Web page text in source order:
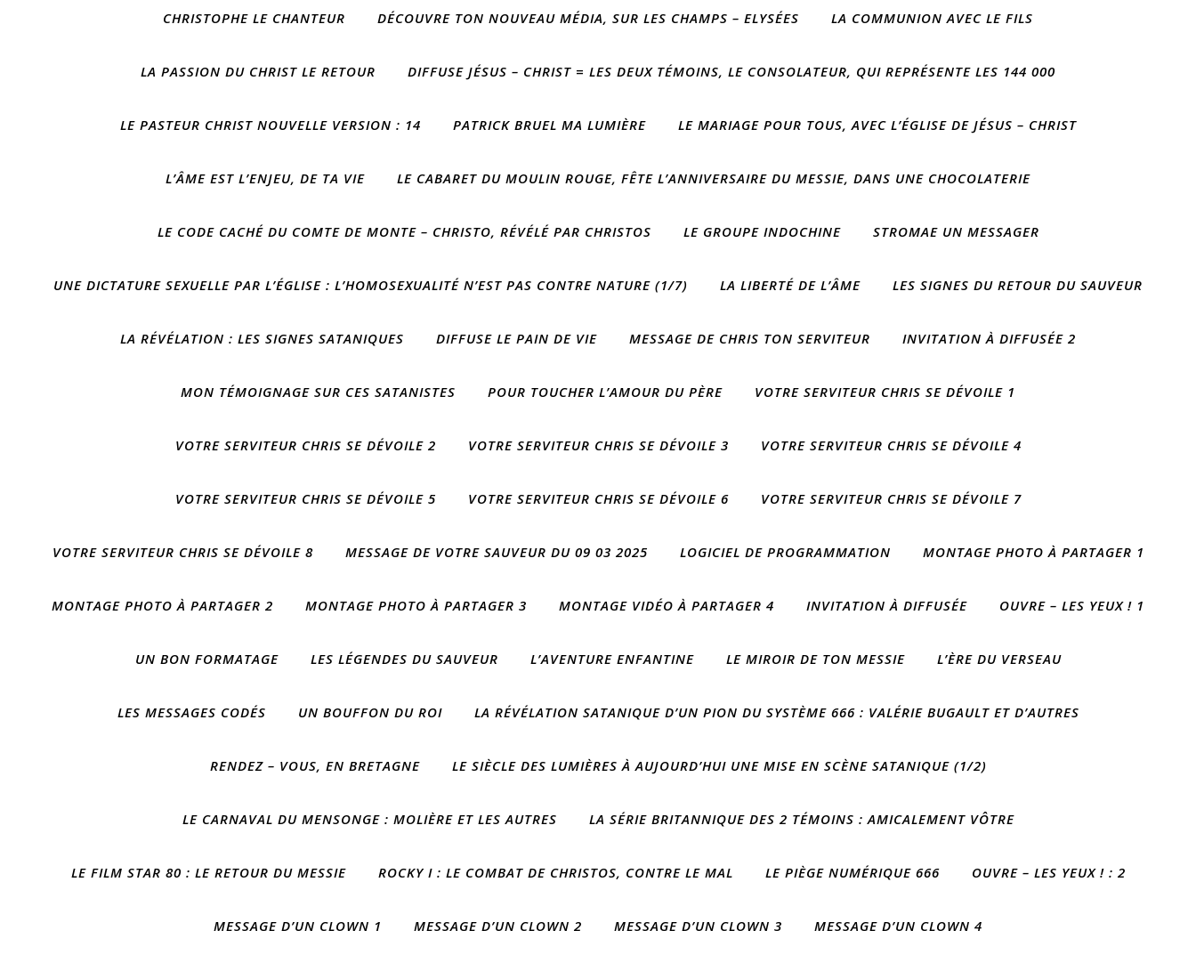
CHRISTOPHE LE CHANTEUR DÉCOUVRE TON NOUVEAU MÉDIA, SUR LES CHAMPS – ELYSÉES LA COMMUNION AVEC LE FILS
LA PASSION DU CHRIST LE RETOUR DIFFUSE JÉSUS – CHRIST = LES DEUX TÉMOINS, LE CONSOLATEUR, QUI REPRÉSENTE LES 144 000
LE PASTEUR CHRIST NOUVELLE VERSION : 14 PATRICK BRUEL MA LUMIÈRE LE MARIAGE POUR TOUS, AVEC L’ÉGLISE DE JÉSUS – CHRIST
L’ÂME EST L’ENJEU, DE TA VIE LE CABARET DU MOULIN ROUGE, FÊTE L’ANNIVERSAIRE DU MESSIE, DANS UNE CHOCOLATERIE
LE CODE CACHÉ DU COMTE DE MONTE – CHRISTO, RÉVÉLÉ PAR CHRISTOS LE GROUPE INDOCHINE STROMAE UN MESSAGER
UNE DICTATURE SEXUELLE PAR L’ÉGLISE : L’HOMOSEXUALITÉ N’EST PAS CONTRE NATURE (1/7) LA LIBERTÉ DE L’ÂME LES SIGNES DU RETOUR DU SAUVEUR
LA RÉVÉLATION : LES SIGNES SATANIQUES DIFFUSE LE PAIN DE VIE MESSAGE DE CHRIS TON SERVITEUR INVITATION À DIFFUSÉE 2
MON TÉMOIGNAGE SUR CES SATANISTES POUR TOUCHER L’AMOUR DU PÈRE VOTRE SERVITEUR CHRIS SE DÉVOILE 1
VOTRE SERVITEUR CHRIS SE DÉVOILE 2 VOTRE SERVITEUR CHRIS SE DÉVOILE 3 VOTRE SERVITEUR CHRIS SE DÉVOILE 4
VOTRE SERVITEUR CHRIS SE DÉVOILE 5 VOTRE SERVITEUR CHRIS SE DÉVOILE 6 VOTRE SERVITEUR CHRIS SE DÉVOILE 7
VOTRE SERVITEUR CHRIS SE DÉVOILE 8 MESSAGE DE VOTRE SAUVEUR DU 09 03 2025 LOGICIEL DE PROGRAMMATION MONTAGE PHOTO À PARTAGER 1
MONTAGE PHOTO À PARTAGER 2 MONTAGE PHOTO À PARTAGER 3 MONTAGE VIDÉO À PARTAGER 4 INVITATION À DIFFUSÉE OUVRE – LES YEUX ! 1
UN BON FORMATAGE LES LÉGENDES DU SAUVEUR L’AVENTURE ENFANTINE LE MIROIR DE TON MESSIE L’ÈRE DU VERSEAU
LES MESSAGES CODÉS UN BOUFFON DU ROI LA RÉVÉLATION SATANIQUE D’UN PION DU SYSTÈME 666 : VALÉRIE BUGAULT ET D’AUTRES
RENDEZ – VOUS, EN BRETAGNE LE SIÈCLE DES LUMIÈRES À AUJOURD’HUI UNE MISE EN SCÈNE SATANIQUE (1/2)
LE CARNAVAL DU MENSONGE : MOLIÈRE ET LES AUTRES LA SÉRIE BRITANNIQUE DES 2 TÉMOINS : AMICALEMENT VÔTRE
LE FILM STAR 80 : LE RETOUR DU MESSIE ROCKY I : LE COMBAT DE CHRISTOS, CONTRE LE MAL LE PIÈGE NUMÉRIQUE 666 OUVRE – LES YEUX ! : 2
MESSAGE D’UN CLOWN 1 MESSAGE D’UN CLOWN 2 MESSAGE D’UN CLOWN 3 MESSAGE D’UN CLOWN 4